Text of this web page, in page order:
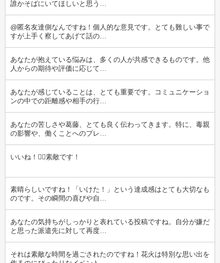
誰かそばにいてほしいと思う…
@匿名友達側なんですね！個人的な意見です。とても難しい事で
すが上手く察してあげて話の…
あなたが抱えている悩みは、多くの人が共感できるものです。他
人からの期待や評価に応じて…
あなたが感じていることは、とても重要です。コミュニケーショ
ンの中での距離感や相手の行…
あなたの苦しさや葛藤、とても良く伝わってきます。特に、毒親
の影響や、働くことへのプレ…
いいね！‪‪👍🏻‪素敵です！
素晴らしいですね！「いけた！」という達成感はとても大切なも
のです。その瞬間の喜びや自…
あなたの気持ちがしっかりと表れている投稿ですね。自分が嫌だ
と思った派遣先に対して再度…
それは素敵な時間を過ごされたのですね！花火は特別な思い出を